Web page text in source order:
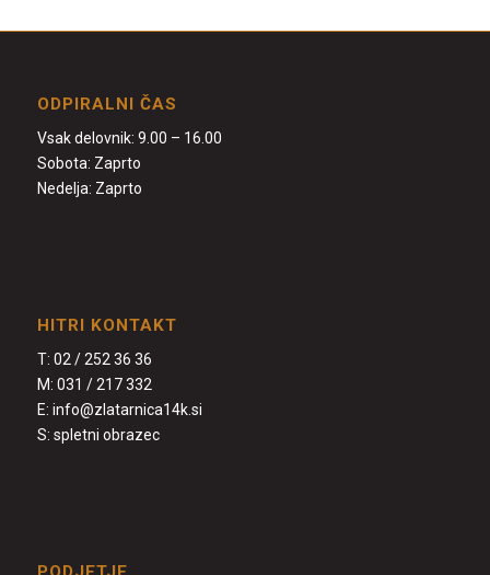
ODPIRALNI ČAS
Vsak delovnik: 9.00 – 16.00
Sobota: Zaprto
Nedelja: Zaprto
HITRI KONTAKT
T: 02 / 252 36 36
M: 031 / 217 332
E: info@zlatarnica14k.si
S: spletni obrazec